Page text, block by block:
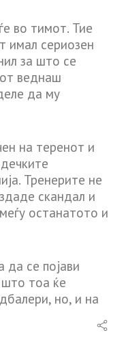
во тимот. Тие
имал сериозен
за што се
веднаш
да му
на теренот и
Тренерите не
скандал и
останатото и
да се појави
тоа ќе
но, и на